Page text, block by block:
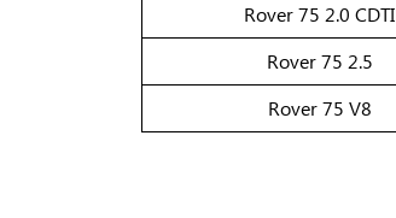
Rover 75 2.0 CDTI
Rover 75 2.5
Rover 75 V8